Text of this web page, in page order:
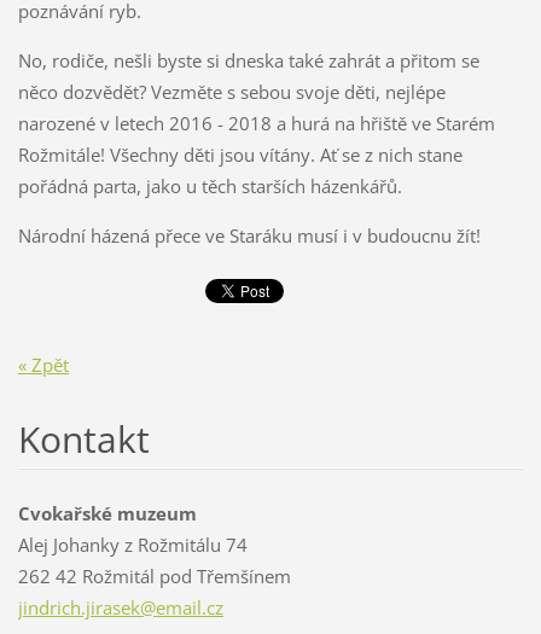
poznávání ryb.
No, rodiče, nešli byste si dneska také zahrát a přitom se
něco dozvědět? Vezměte s sebou svoje děti, nejlépe
narozené v letech 2016 - 2018 a hurá na hřiště ve Starém
Rožmitále! Všechny děti jsou vítány. Ať se z nich stane
pořádná parta, jako u těch starších házenkářů.
Národní házená přece ve Staráku musí i v budoucnu žít!
« Zpět
Kontakt
Cvokařské muzeum
Alej Johanky z Rožmitálu 74
262 42 Rožmitál pod Třemšínem
jindrich.jirasek@email.cz